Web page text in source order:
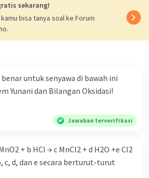
Iklan
sekarang!
bisa tanya soal ke Forum
untuk senyawa di bawah ini
Yunani dan Bilangan Oksidasi!
Jawaban terverifikasi
+ b HCl → c MnCl2 + d H2O +e Cl2
c, d, dan e secara berturut-turut